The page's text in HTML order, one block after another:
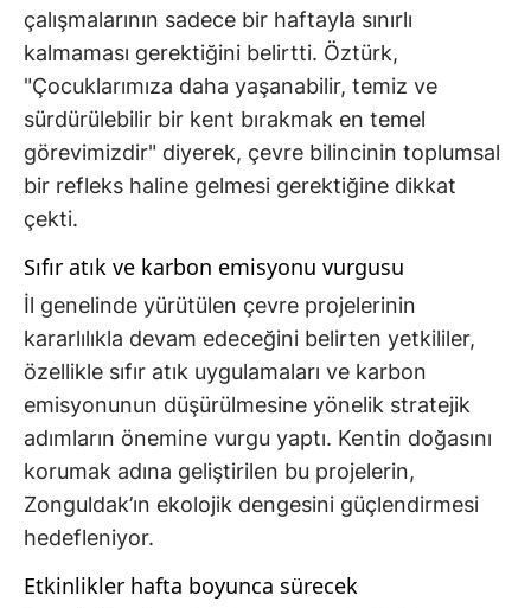
çalışmalarının sadece bir haftayla sınırlı
kalmaması gerektiğini belirtti. Öztürk,
"Çocuklarımıza daha yaşanabilir, temiz ve
sürdürülebilir bir kent bırakmak en temel
görevimizdir" diyerek, çevre bilincinin toplumsal
bir refleks haline gelmesi gerektiğine dikkat
çekti.
Sıfır atık ve karbon emisyonu vurgusu
İl genelinde yürütülen çevre projelerinin
kararlılıkla devam edeceğini belirten yetkililer,
özellikle sıfır atık uygulamaları ve karbon
emisyonunun düşürülmesine yönelik stratejik
adımların önemine vurgu yaptı. Kentin doğasını
korumak adına geliştirilen bu projelerin,
Zonguldak’ın ekolojik dengesini güçlendirmesi
hedefleniyor.
Etkinlikler hafta boyunca sürecek